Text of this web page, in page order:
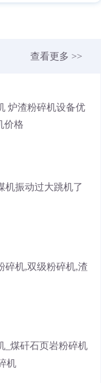
查看更多 >>
优
价格
机振动过大跳机了
碎机,双级粉碎机,渣
_煤矸石页岩粉碎机
机